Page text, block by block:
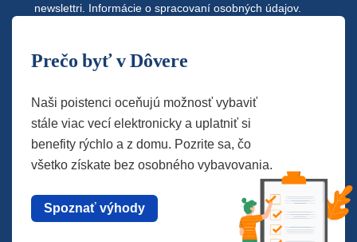
newslettri. Informácie o spracovaní osobných údajov.
Prečo byť v Dôvere
Naši poistenci oceňujú možnosť vybaviť
stále viac vecí elektronicky a uplatniť si
benefity rýchlo a z domu. Pozrite sa, čo
všetko získate bez osobného vybavovania.
Spoznať výhody